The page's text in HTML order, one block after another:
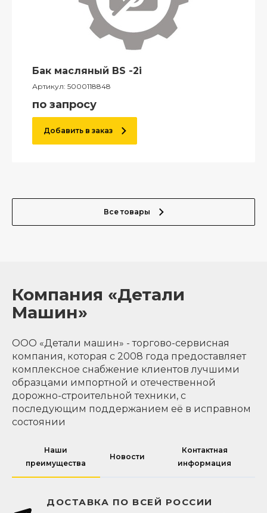
Бак масляный BS -2i
Артикул: 5000118848
по запросу
Добавить в заказ
Все товары
Компания «Детали
Машин»
ООО «Детали машин» - торгово-сервисная
компания, которая с 2008 года предоставляет
комплексное снабжение клиентов лучшими
образцами импортной и отечественной
дорожно-строительной техники, с
последующим поддержанием её в исправном
состоянии
Наши
преимущества
Новости
Контактная
информация
ДОСТАВКА ПО ВСЕЙ РОССИИ